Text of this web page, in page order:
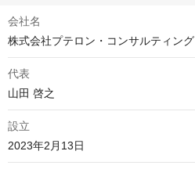
会社名
株式会社プテロン・コンサルティング
代表
山田 啓之
設立
2023年2月13日